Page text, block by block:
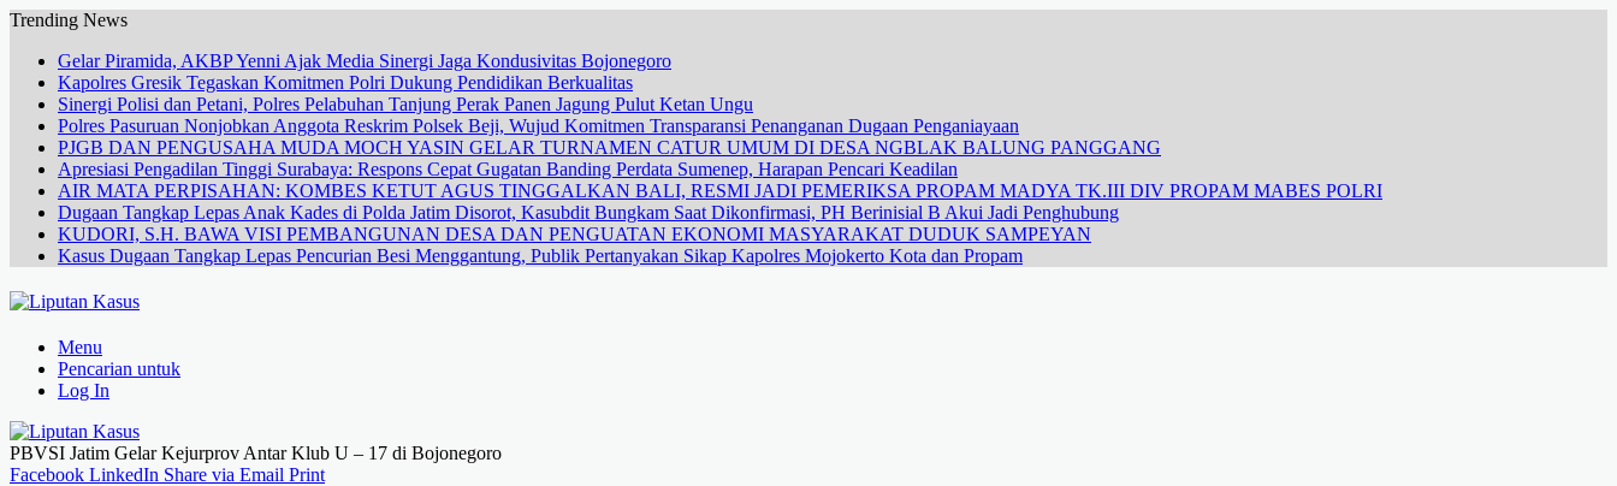
Trending News
Gelar Piramida, AKBP Yenni Ajak Media Sinergi Jaga Kondusivitas Bojonegoro
Kapolres Gresik Tegaskan Komitmen Polri Dukung Pendidikan Berkualitas
Sinergi Polisi dan Petani, Polres Pelabuhan Tanjung Perak Panen Jagung Pulut Ketan Ungu
Polres Pasuruan Nonjobkan Anggota Reskrim Polsek Beji, Wujud Komitmen Transparansi Penanganan Dugaan Penganiayaan
PJGB DAN PENGUSAHA MUDA MOCH YASIN GELAR TURNAMEN CATUR UMUM DI DESA NGBLAK BALUNG PANGGANG
Apresiasi Pengadilan Tinggi Surabaya: Respons Cepat Gugatan Banding Perdata Sumenep, Harapan Pencari Keadilan
AIR MATA PERPISAHAN: KOMBES KETUT AGUS TINGGALKAN BALI, RESMI JADI PEMERIKSA PROPAM MADYA TK.III DIV PROPAM MABES POLRI
Dugaan Tangkap Lepas Anak Kades di Polda Jatim Disorot, Kasubdit Bungkam Saat Dikonfirmasi, PH Berinisial B Akui Jadi Penghubung
KUDORI, S.H. BAWA VISI PEMBANGUNAN DESA DAN PENGUATAN EKONOMI MASYARAKAT DUDUK SAMPEYAN
Kasus Dugaan Tangkap Lepas Pencurian Besi Menggantung, Publik Pertanyakan Sikap Kapolres Mojokerto Kota dan Propam
Menu
Pencarian untuk
Log In
PBVSI Jatim Gelar Kejurprov Antar Klub U – 17 di Bojonegoro
Facebook LinkedIn Share via Email Print